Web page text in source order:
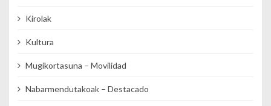
Kirolak
Kultura
Mugikortasuna – Movilidad
Nabarmendutakoak – Destacado